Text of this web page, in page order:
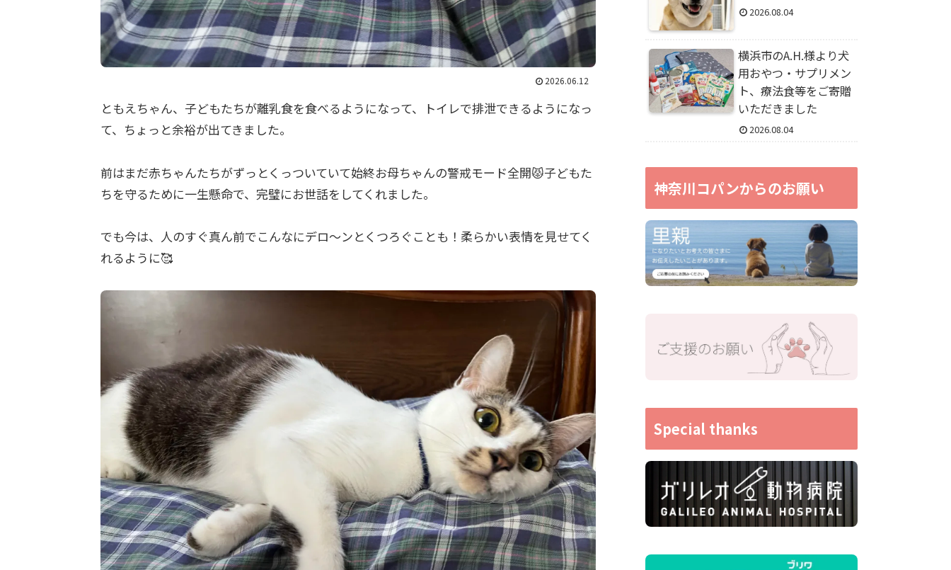
2026.06.12
ともえちゃん、子どもたちが離乳食を食べるようになって、トイレで排泄できるようになっ
て、ちょっと余裕が出てきました。
前はまだ赤ちゃんたちがずっとくっついていて始終お母ちゃんの警戒モード全開😾子どもた
ちを守るために一生懸命で、完璧にお世話をしてくれました。
でも今は、人のすぐ真ん前でこんなにデロ～ンとくつろぐことも！柔らかい表情を見せてく
れるように🥰
2026.08.04
横浜市のA.H.様より犬
用おやつ・サプリメン
ト、療法食等をご寄贈
いただきました
2026.08.04
神奈川コパンからのお願い
Special thanks